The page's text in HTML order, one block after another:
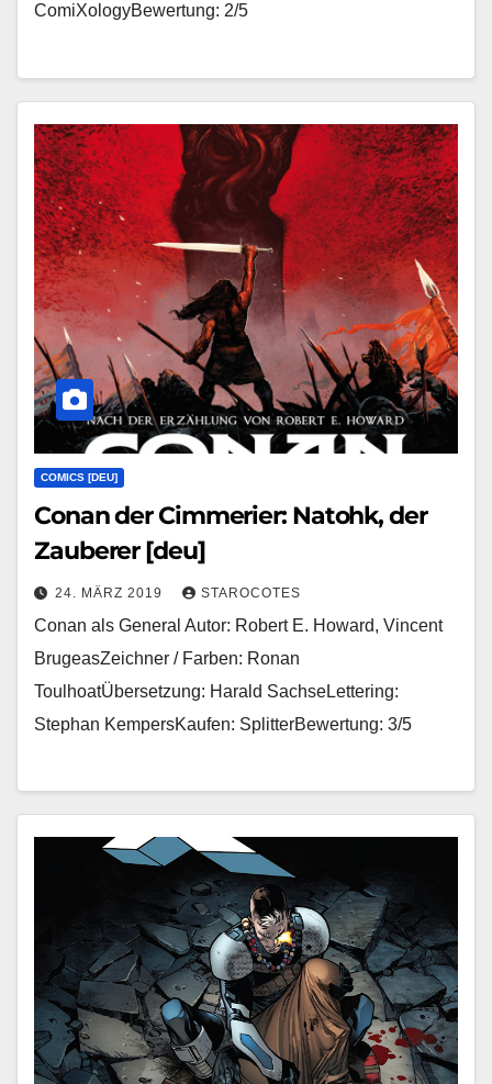
ComiXologyBewertung: 2/5
COMICS [DEU]
Conan der Cimmerier: Natohk, der
Zauberer [deu]
24. MÄRZ 2019 STAROCOTES
Conan als General Autor: Robert E. Howard, Vincent
BrugeasZeichner / Farben: Ronan
ToulhoatÜbersetzung: Harald SachseLettering:
Stephan KempersKaufen: SplitterBewertung: 3/5